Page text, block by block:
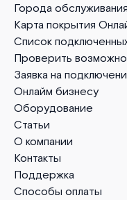
Города обслуживания
Карта покрытия
Список
Проверить
Заявка на
Онлайм бизнесу
Оборудование
Статьи
О компании
Контакты
Поддержка
Способы оплаты